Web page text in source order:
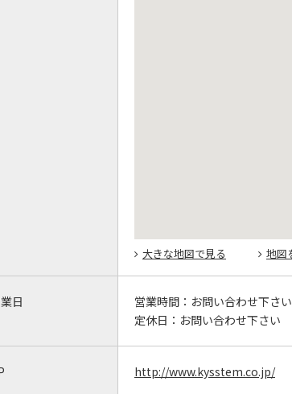
大きな地図で見る 地図
日 営業時間： お問い合わせ下さい
定休日： お問い合わせ下さい
http://www.kysstem.co.jp/